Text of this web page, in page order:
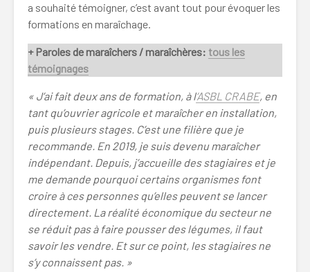
a souhaité témoigner, c’est avant tout pour évoquer les
formations en maraîchage.
+ Paroles de maraîchers / maraîchères: tous les
témoignages
« J’ai fait deux ans de formation, à l‘ASBL CRABE, en
tant qu’ouvrier agricole et maraîcher en installation,
puis plusieurs stages. C’est une filière que je
recommande. En 2019, je suis devenu maraîcher
indépendant. Depuis, j’accueille des stagiaires et je
me demande pourquoi certains organismes font
croire à ces personnes qu’elles peuvent se lancer
directement. La réalité économique du secteur ne
se réduit pas à faire pousser des légumes, il faut
savoir les vendre. Et sur ce point, les stagiaires ne
s’y connaissent pas. »